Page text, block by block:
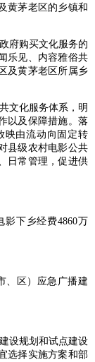
黄茅老区的乡镇和
府购买文化服务的
乐见、内容雅俗共
及黄茅老区所属乡
文化服务体系，明
以及保障措施。落
映由流动向固定转
县级农村电影公共
日常管理，促进供
下乡经费4860万
区）应急广播建
设规划和试点建设
选择实施方案和部